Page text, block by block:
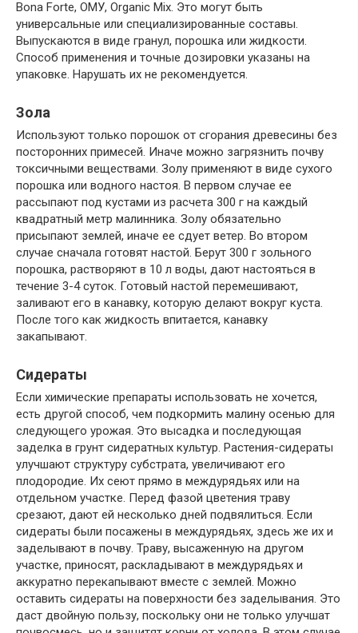
Bona Forte, ОМУ, Organic Mix. Это могут быть
универсальные или специализированные составы.
Выпускаются в виде гранул, порошка или жидкости.
Способ применения и точные дозировки указаны на
упаковке. Нарушать их не рекомендуется.
Зола
Используют только порошок от сгорания древесины без
посторонних примесей. Иначе можно загрязнить почву
токсичными веществами. Золу применяют в виде сухого
порошка или водного настоя. В первом случае ее
рассыпают под кустами из расчета 300 г на каждый
квадратный метр малинника. Золу обязательно
присыпают землей, иначе ее сдует ветер. Во втором
случае сначала готовят настой. Берут 300 г зольного
порошка, растворяют в 10 л воды, дают настояться в
течение 3-4 суток. Готовый настой перемешивают,
заливают его в канавку, которую делают вокруг куста.
После того как жидкость впитается, канавку
закапывают.
Сидераты
Если химические препараты использовать не хочется,
есть другой способ, чем подкормить малину осенью для
следующего урожая. Это высадка и последующая
заделка в грунт сидератных культур. Растения-сидераты
улучшают структуру субстрата, увеличивают его
плодородие. Их сеют прямо в междурядьях или на
отдельном участке. Перед фазой цветения траву
срезают, дают ей несколько дней подвялиться. Если
сидераты были посажены в междурядьях, здесь же их и
заделывают в почву. Траву, высаженную на другом
участке, приносят, раскладывают в междурядьях и
аккуратно перекапывают вместе с землей. Можно
оставить сидераты на поверхности без заделывания. Это
даст двойную пользу, поскольку они не только улучшат